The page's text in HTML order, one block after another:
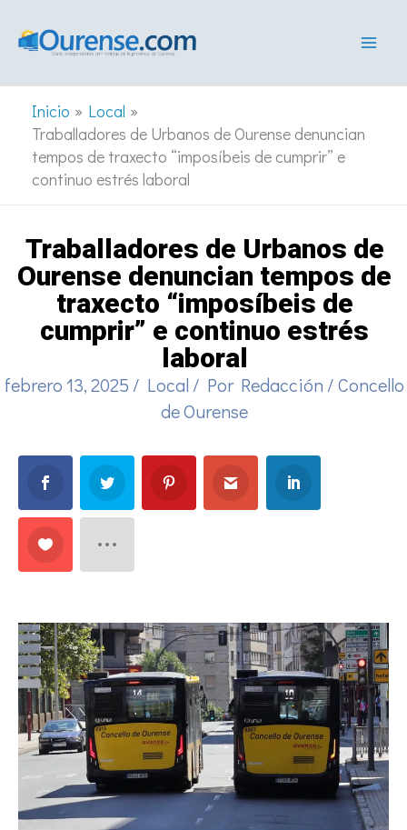
Inicio
Local
Traballadores de Urbanos de Ourense denuncian
tempos de traxecto “imposíbeis de cumprir” e
continuo estrés laboral
Traballadores de Urbanos de
Ourense denuncian tempos de
traxecto “imposíbeis de
cumprir” e continuo estrés
laboral
febrero 13, 2025 / Local / Por Redacción /Concello
de Ourense